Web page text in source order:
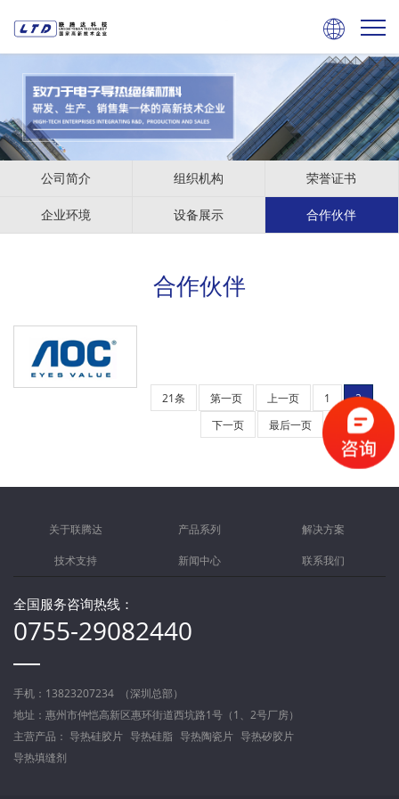

公司简介 组织机构 荣誉证书
企业环境 设备展示 合作伙伴
合作伙伴
冠捷科技
21条 第一页 上一页 1
2
下一页
最后一页
关于联腾达 产品系列 解决方案
技术支持 新闻中心 联系我们
全国服务咨询热线：
0755-29082440
手机：13823207234 （深圳总部）
地址：惠州市仲恺高新区惠环街道西坑路1号（1、2号厂房）
主营产品： 导热硅胶片 导热硅脂 导热陶瓷片 导热矽胶片
导热填缝剂